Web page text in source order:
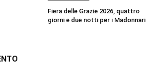
Fiera delle Grazie 2026, quattro
giorni e due notti per i Madonnari